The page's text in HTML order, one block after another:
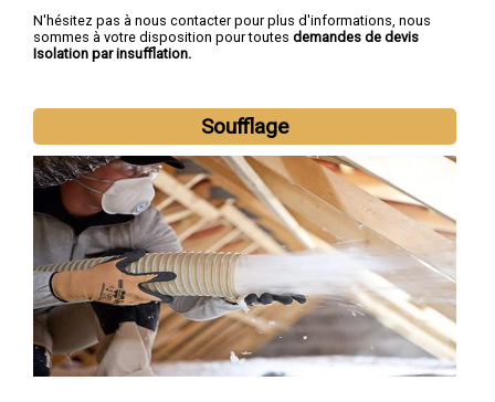
N'hésitez pas à nous contacter pour plus d'informations, nous
sommes à votre disposition pour toutes demandes de devis
Isolation par insufflation.
Soufflage